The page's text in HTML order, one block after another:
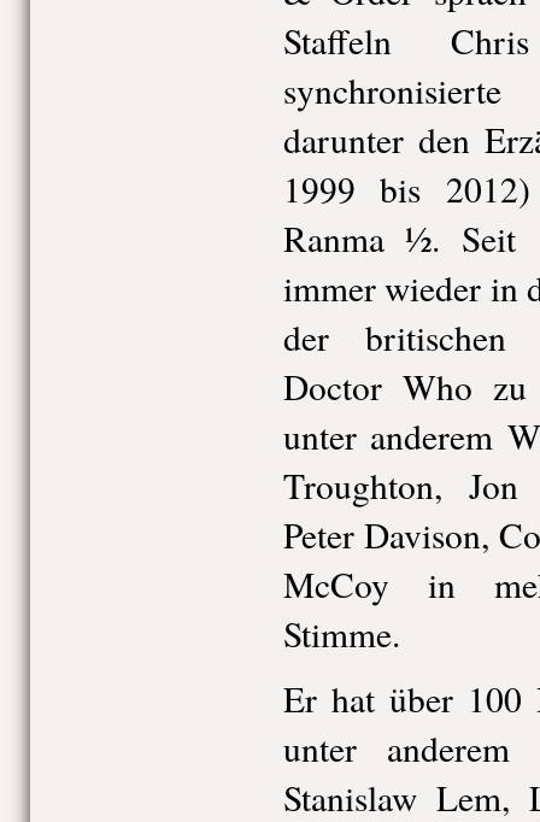
Staffeln
darunter den
1999 bis
Ranma ½. Seit
immer wieder in
der britischen
Doctor Who
unter anderem
Troughton,
Peter Davison,
McCoy in
Stimme.
Er hat über 100
unter
Stanislaw Lem,